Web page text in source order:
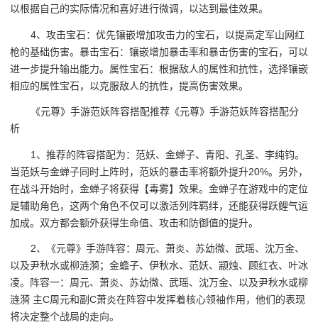
以根据自己的实际情况和喜好进行微调，以达到最佳效果。
4、攻击宝石：优先镶嵌增加攻击力的宝石，以提高定军山网红
枪的基础伤害。暴击宝石：镶嵌增加暴击率和暴击伤害的宝石，可以
进一步提升输出能力。属性宝石：根据敌人的属性和抗性，选择镶嵌
相应的属性宝石，以克服敌人的抗性，提高伤害效果。
《元尊》手游范妖阵容搭配推荐《元尊》手游范妖阵容搭配分
析
1、推荐的阵容搭配为：范妖、金蝉子、青阳、孔圣、李纯钧。
当范妖与金蝉子同时上阵时，范妖的暴击率将额外提升20%。另外，
在战斗开始时，金蝉子将获得【毒雾】效果。金蝉子在游戏中的定位
是辅助角色，这两个角色不仅可以激活列阵羁绊，还能获得跃鲤气运
加成。双方都会额外获得生命值、攻击和防御值的提升。
2、《元尊》手游阵容：周元、萧炎、苏幼微、武瑶、沈万金、
以及尹秋水或柳涟漪；金蟾子、伊秋水、范妖、颛烛、顾红衣、叶冰
凌。阵容一：周元、萧炎、苏幼微、武瑶、沈万金、以及尹秋水或柳
涟漪 主C周元和副C萧炎在阵容中发挥着核心领袖作用，他们的表现
将决定整个战局的走向。